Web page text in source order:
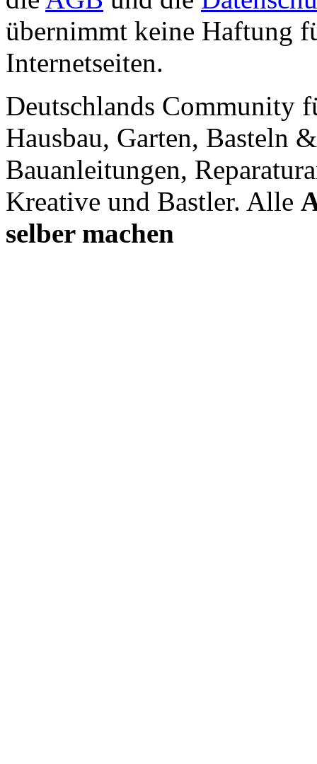
übernimmt keine Haftung
Internetseiten.
Deutschlands Community
Hausbau, Garten, Basteln
Bauanleitungen,
Kreative und Bastler. Alle
selber machen